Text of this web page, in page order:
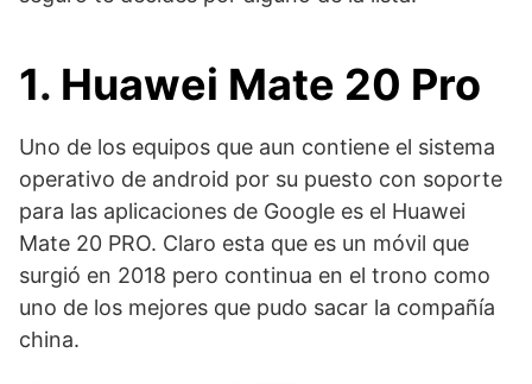
1. Huawei Mate 20 Pro
Uno de los equipos que aun contiene el sistema
operativo de android por su puesto con soporte
para las aplicaciones de Google es el Huawei
Mate 20 PRO. Claro esta que es un móvil que
surgió en 2018 pero continua en el trono como
uno de los mejores que pudo sacar la compañía
china.